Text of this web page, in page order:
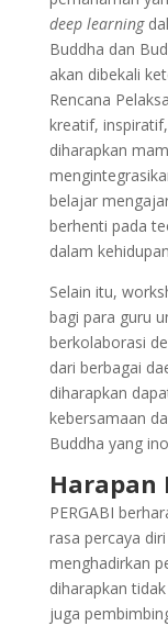
deep learning
Buddha dan
akan dibekali
Rencana
kreatif,
diharapkan
belajar
berhenti pada
dalam
Selain itu,
bagi para guru
berkolaborasi
dari berbagai
diharapkan
kebersamaan
Buddha yang
Harapan
PERGABI
rasa percaya
menghadirkan
diharapkan
juga